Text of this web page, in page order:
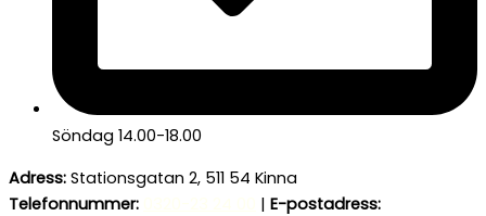
Söndag 14.00-18.00
Adress: Stationsgatan 2, 511 54 Kinna
Telefonnummer:
| E-postadress: